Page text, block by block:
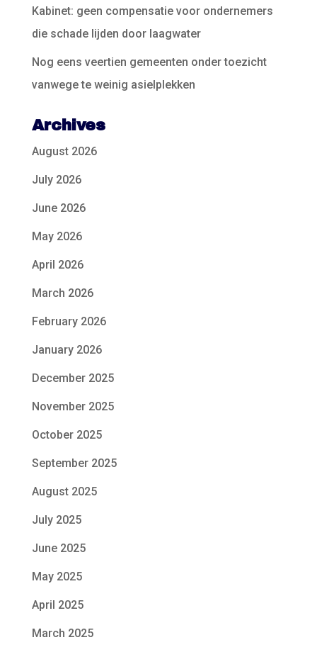
Kabinet: geen compensatie voor ondernemers
die schade lijden door laagwater
Nog eens veertien gemeenten onder toezicht
vanwege te weinig asielplekken
Archives
August 2026
July 2026
June 2026
May 2026
April 2026
March 2026
February 2026
January 2026
December 2025
November 2025
October 2025
September 2025
August 2025
July 2025
June 2025
May 2025
April 2025
March 2025